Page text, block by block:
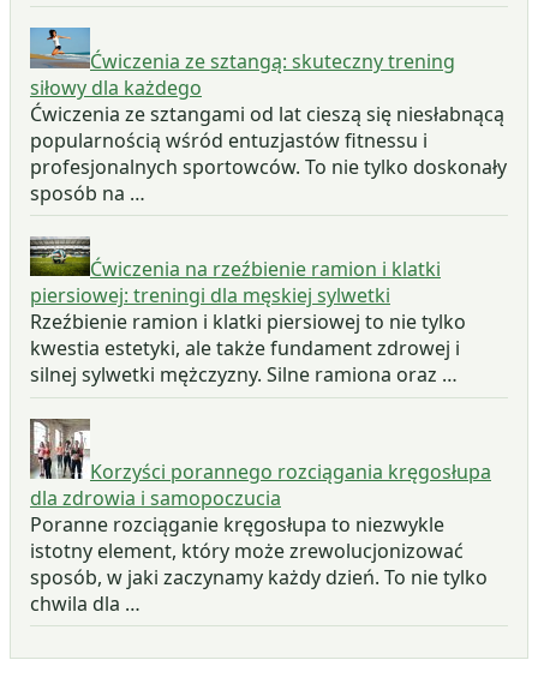
Ćwiczenia ze sztangą: skuteczny trening
siłowy dla każdego
Ćwiczenia ze sztangami od lat cieszą się niesłabnącą
popularnością wśród entuzjastów fitnessu i
profesjonalnych sportowców. To nie tylko doskonały
sposób na …
Ćwiczenia na rzeźbienie ramion i klatki
piersiowej: treningi dla męskiej sylwetki
Rzeźbienie ramion i klatki piersiowej to nie tylko
kwestia estetyki, ale także fundament zdrowej i
silnej sylwetki mężczyzny. Silne ramiona oraz …
Korzyści porannego rozciągania kręgosłupa
dla zdrowia i samopoczucia
Poranne rozciąganie kręgosłupa to niezwykle
istotny element, który może zrewolucjonizować
sposób, w jaki zaczynamy każdy dzień. To nie tylko
chwila dla …